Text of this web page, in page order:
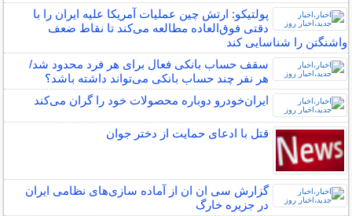
پولتیکو: ارتش چین عملیات آمریکا علیه ایران را با
دقتی فوق‌العاده مطالعه می‌کند تا نقاط ضعف
واشنگتن را شناسایی کند
سقف حساب بانکی فعال برای هر فرد محدود شد/
هر نفر چند حساب بانکی می‌تواند داشته باشد؟
ایران‌خودرو دوباره محصولات خود را گران می‌کند
قتل با ادعای حمایت از دختر جوان
گزارش سی ان ان از آماده سازی‌های نظامی ایران
در جزیره خارگ